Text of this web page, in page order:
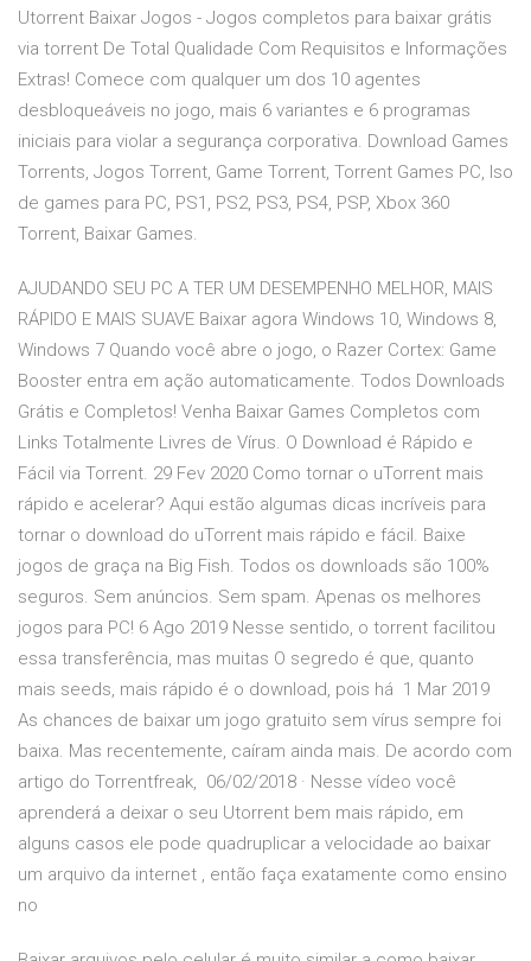
Utorrent Baixar Jogos - Jogos completos para baixar grátis
via torrent De Total Qualidade Com Requisitos e Informações
Extras! Comece com qualquer um dos 10 agentes
desbloqueáveis no jogo, mais 6 variantes e 6 programas
iniciais para violar a segurança corporativa. Download Games
Torrents, Jogos Torrent, Game Torrent, Torrent Games PC, Iso
de games para PC, PS1, PS2, PS3, PS4, PSP, Xbox 360
Torrent, Baixar Games.
AJUDANDO SEU PC A TER UM DESEMPENHO MELHOR, MAIS
RÁPIDO E MAIS SUAVE Baixar agora Windows 10, Windows 8,
Windows 7 Quando você abre o jogo, o Razer Cortex: Game
Booster entra em ação automaticamente. Todos Downloads
Grátis e Completos! Venha Baixar Games Completos com
Links Totalmente Livres de Vírus. O Download é Rápido e
Fácil via Torrent. 29 Fev 2020 Como tornar o uTorrent mais
rápido e acelerar? Aqui estão algumas dicas incríveis para
tornar o download do uTorrent mais rápido e fácil. Baixe
jogos de graça na Big Fish. Todos os downloads são 100%
seguros. Sem anúncios. Sem spam. Apenas os melhores
jogos para PC! 6 Ago 2019 Nesse sentido, o torrent facilitou
essa transferência, mas muitas O segredo é que, quanto
mais seeds, mais rápido é o download, pois há 1 Mar 2019
As chances de baixar um jogo gratuito sem vírus sempre foi
baixa. Mas recentemente, caíram ainda mais. De acordo com
artigo do Torrentfreak, 06/02/2018 · Nesse vídeo você
aprenderá a deixar o seu Utorrent bem mais rápido, em
alguns casos ele pode quadruplicar a velocidade ao baixar
um arquivo da internet , então faça exatamente como ensino
no